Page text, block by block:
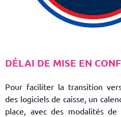
DÉLAI DE MISE EN
Pour faciliter la transition
des logiciels de caisse, un
place, avec des modalités de